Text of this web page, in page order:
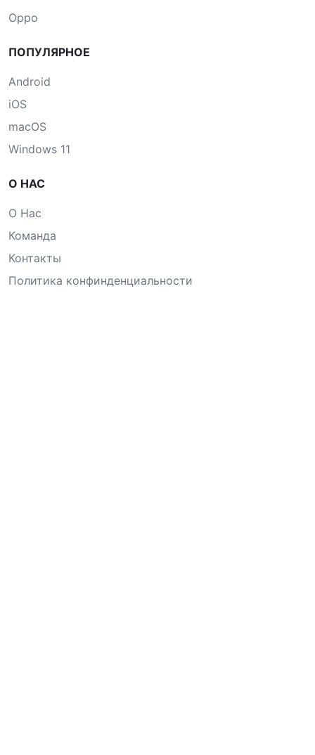
Oppo
ПОПУЛЯРНОЕ
Android
iOS
macOS
Windows 11
О НАС
О Нас
Команда
Контакты
Политика конфинденциальности